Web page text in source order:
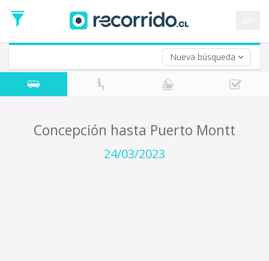
Nueva búsqueda
de
Ida
Vuelta (opcional)
Fecha
de
Concepción hasta Puerto Montt
24/03/2023